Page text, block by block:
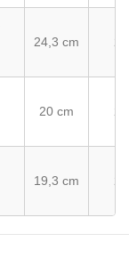
24,3 cm
20 cm
19,3 cm